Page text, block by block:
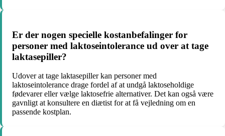
Er der nogen specielle kostanbefalinger for
personer med laktoseintolerance ud over at tage
laktasepiller?
Udover at tage laktasepiller kan personer med
laktoseintolerance drage fordel af at undgå laktoseholdige
fødevarer eller vælge laktosefrie alternativer. Det kan også være
gavnligt at konsultere en diætist for at få vejledning om en
passende kostplan.